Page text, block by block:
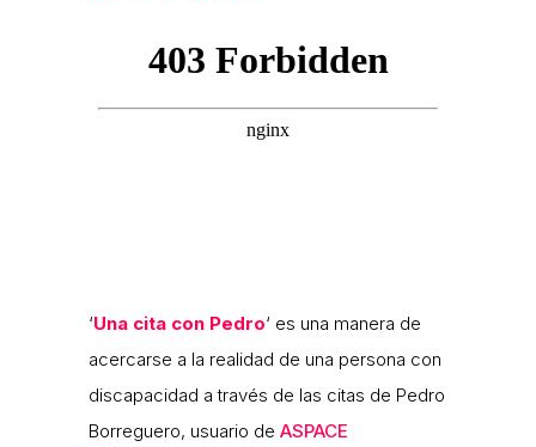
‘Una cita con Pedro‘ es una manera de
acercarse a la realidad de una persona con
discapacidad a través de las citas de Pedro
Borreguero, usuario de ASPACE